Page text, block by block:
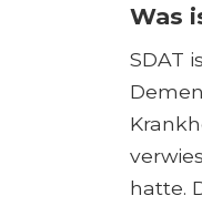
Was
SDAT
hatte.